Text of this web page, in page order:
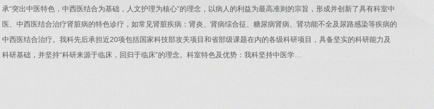
承“突出中医特色，中西医结合为基础，人文护理为核心”的理念，以病人的利益为最高准则的宗旨，形成并创新了具有科室中
医、中西医结合治疗肾脏病的特色诊疗，如常见肾脏疾病：肾炎、肾病综合征、糖尿病肾病、肾功能不全及尿路感染等疾病的
中西医结合治疗。我科先后承担近20项包括国家科技部攻关项目和省部级课题在内的各级科研项目，具备坚实的科研能力及
科研基础，并坚持“科研来源于临床，回归于临床”的理念。科室特色及优势：我科坚持中医学…